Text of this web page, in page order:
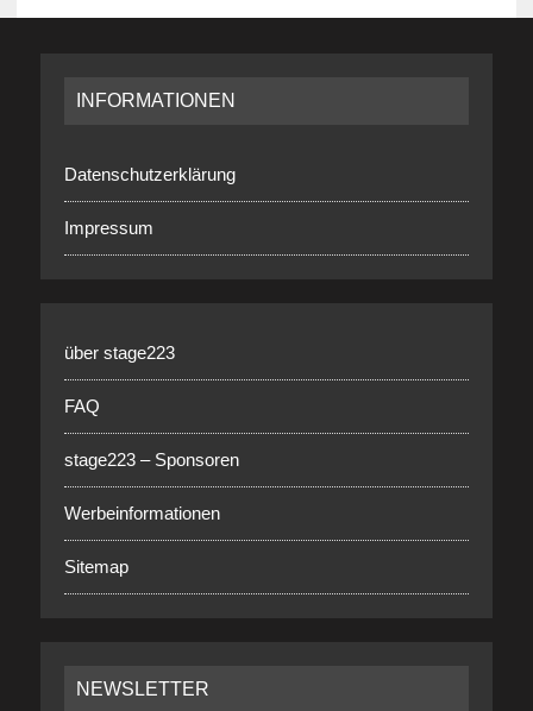
INFORMATIONEN
Datenschutzerklärung
Impressum
über stage223
FAQ
stage223 – Sponsoren
Werbeinformationen
Sitemap
NEWSLETTER